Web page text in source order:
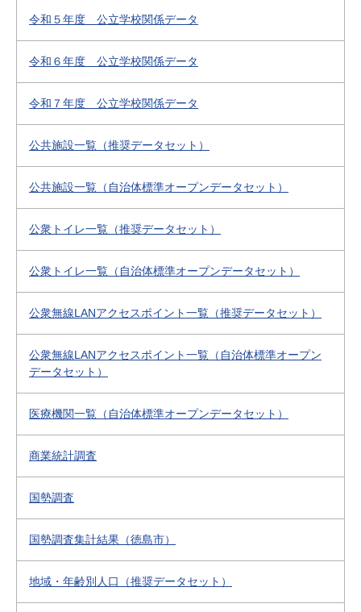
令和５年度 公立学校関係データ
令和６年度 公立学校関係データ
令和７年度 公立学校関係データ
公共施設一覧（推奨データセット）
公共施設一覧（自治体標準オープンデータセット）
公衆トイレ一覧（推奨データセット）
公衆トイレ一覧（自治体標準オープンデータセット）
公衆無線LANアクセスポイント一覧（推奨データセット）
公衆無線LANアクセスポイント一覧（自治体標準オープン
データセット）
医療機関一覧（自治体標準オープンデータセット）
商業統計調査
国勢調査
国勢調査集計結果（徳島市）
地域・年齢別人口（推奨データセット）